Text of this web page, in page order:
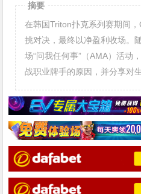
摘要
在韩国Triton扑克系列赛期间
挑对决，最终以净盈利收场。
场“问我任何事”（AMA）活动
战职业牌手的原因，并分享对